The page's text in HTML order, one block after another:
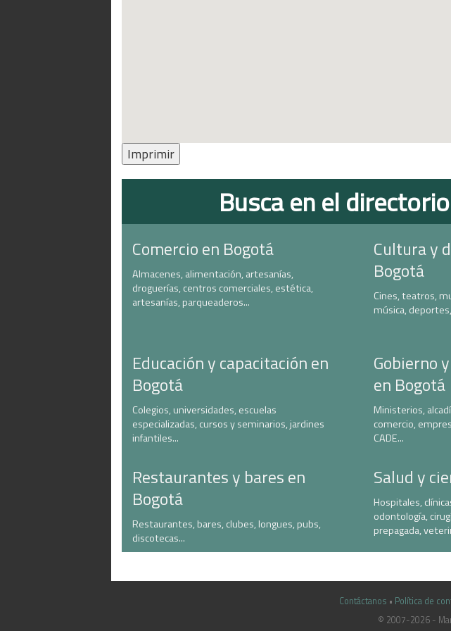
Imprimir
Busca en el
Comercio en Bogotá
Almacenes, alimentación, artesanías,
droguerías, centros comerciales, estética,
artesanías, parqueaderos...
Cultura y
Bogotá
Cines, teatros,
música,
Educación y capacitación en
Bogotá
Colegios, universidades, escuelas
especializadas, cursos y seminarios, jardines
infantiles...
Gobierno
en Bogotá
Ministerios,
comercio,
CADE...
Restaurantes y bares en
Bogotá
Restaurantes, bares, clubes, longues, pubs,
discotecas...
Salud y
Hospitales,
odontología,
prepagada,
Contáctanos • Política de
© 2007-2026 -